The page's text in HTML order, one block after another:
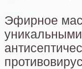
Эфирное